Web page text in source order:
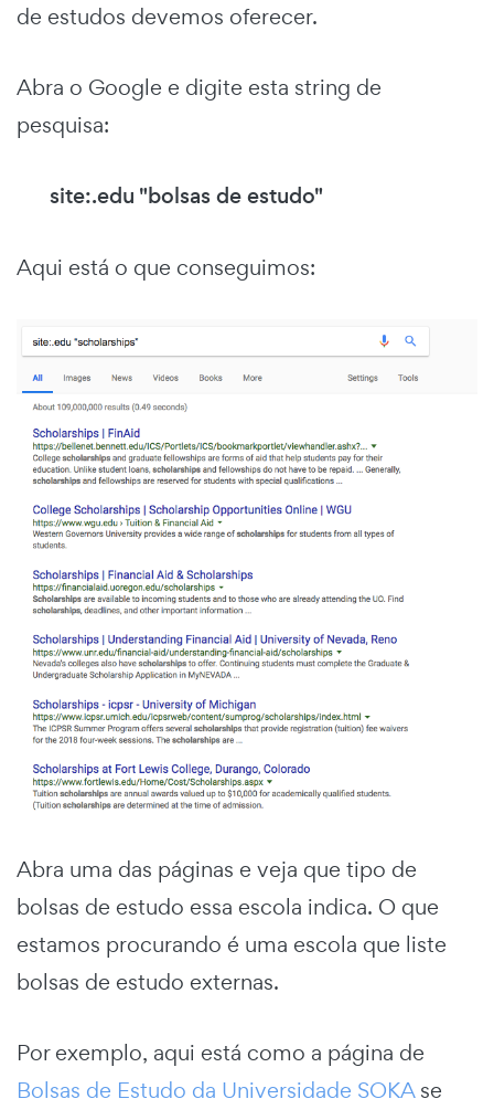
de estudos devemos oferecer.
Abra o Google e digite esta string de
pesquisa:
site:.edu "bolsas de estudo"
Aqui está o que conseguimos:
Abra uma das páginas e veja que tipo de
bolsas de estudo essa escola indica. O que
estamos procurando é uma escola que liste
bolsas de estudo externas.
Por exemplo, aqui está como a página de
Bolsas de Estudo da Universidade SOKAse